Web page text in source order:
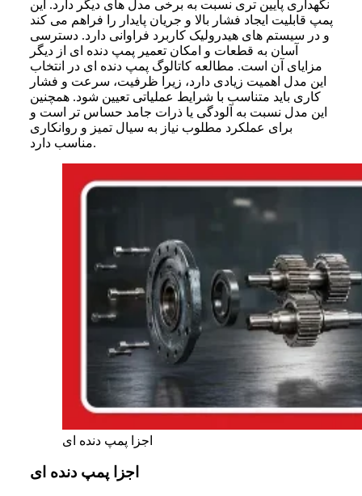
نگهداری پایین تری نسبت به برخی مدل های دیگر دارد. این
پمپ قابلیت ایجاد فشار بالا و جریان پایدار را فراهم می کند
و در سیستم های هیدرولیک کاربرد فراوانی دارد. دسترسی
آسان به قطعات و امکان تعمیر پمپ دنده ای از دیگر
مزایای آن است. مطالعه کاتالوگ پمپ دنده ای در انتخاب
این مدل اهمیت زیادی دارد، زیرا ظرفیت، سرعت و فشار
کاری باید متناسب با شرایط عملیاتی تعیین شود. همچنین
این مدل نسبت به آلودگی یا ذرات جامد حساس تر است و
برای عملکرد مطلوب نیاز به سیال تمیز و روانکاری
مناسب دارد.
اجزا پمپ دنده ای
اجزا پمپ دنده ای